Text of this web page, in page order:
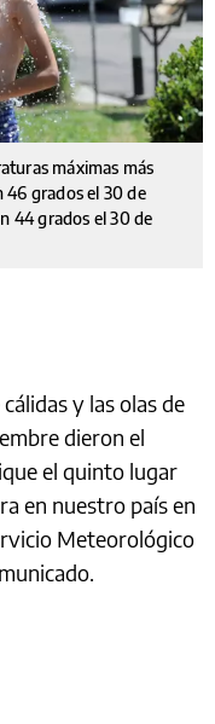
máximas más
46 grados el 30 de
44 grados el 30 de
y las olas de
dieron el
el quinto lugar
en nuestro país en
Meteorológico